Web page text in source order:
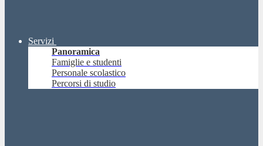
Servizi
Panoramica
Famiglie e studenti
Personale scolastico
Percorsi di studio